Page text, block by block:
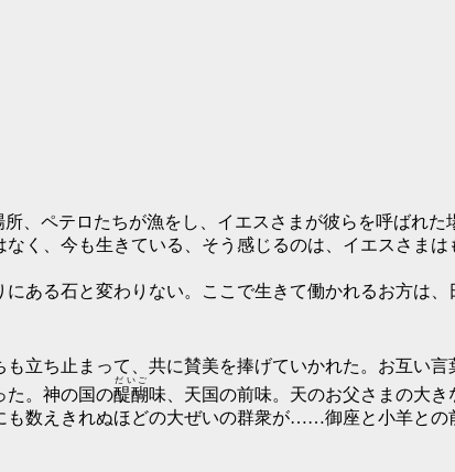
、ペテロたちが漁をし、イエスさまが彼らを呼ばれ
く、今も生きている、そう感じるのは、イエスさま
ある石と変わりない。ここで生きて働かれるお方は
立ち止まって、共に賛美を捧げていかれた。お互い
た。神の国の醍醐
だいご
味、天国の前味。天のお父さまの大き
数えきれぬほどの大ぜいの群衆が……御座と小羊との